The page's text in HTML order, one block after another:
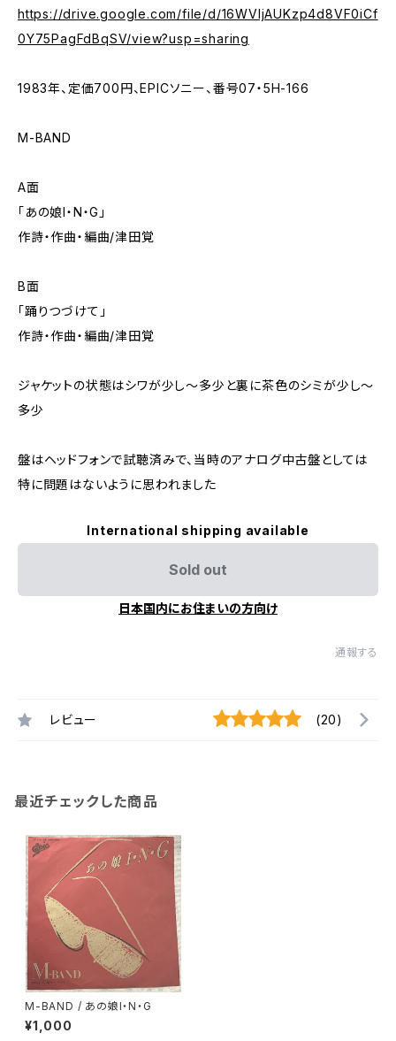
https://drive.google.com/file/d/16WVljAUKzp4d8VF0iCf
0Y75PagFdBqSV/view?usp=sharing
1983年、定価700円、EPICソニー、番号07・5H-166
M-BAND
A面
「あの娘I・N・G」
作詩・作曲・編曲/津田覚
B面
「踊りつづけて」
作詩・作曲・編曲/津田覚
ジャケットの状態はシワが少し～多少と裏に茶色のシミが少し～
多少
盤はヘッドフォンで試聴済みで、当時のアナログ中古盤としては
特に問題はないように思われました
International shipping available
Sold out
日本国内にお住まいの方向け
通報する
レビュー (20)
最近チェックした商品
M-BAND / あの娘I・N・G
¥1,000